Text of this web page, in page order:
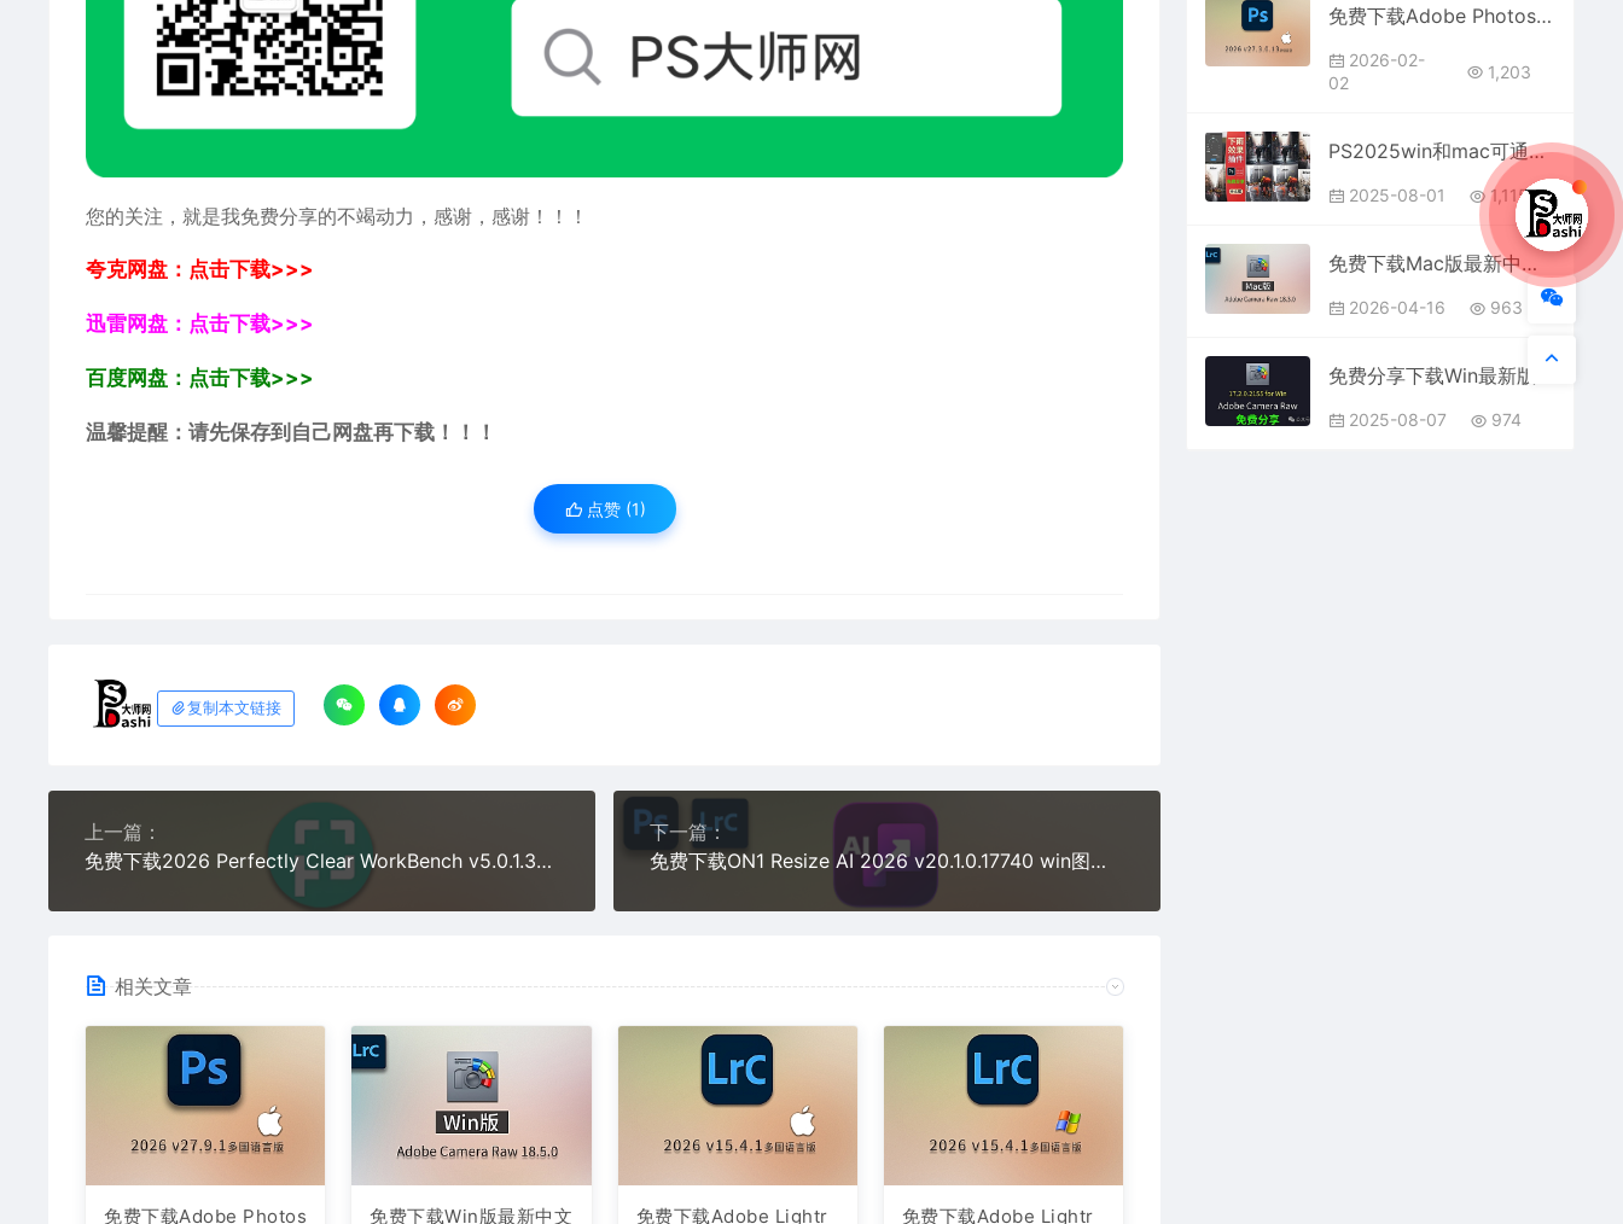
您的关注，就是我免费分享的不竭动力，感谢，感谢！！！
夸克网盘：点击下载>>>
迅雷网盘：点击下载>>>
百度网盘：点击下载>>>
温馨提醒：请先保存到自己网盘再下载！！！
点赞 (1)
复制本文链接
上一篇：
免费下载2026 Perfectly Clear WorkBench v5.0.1.3054 for win中文汉化版软件安装包ai智能图像瑕疵处理摄影师照片ai美化工具
下一篇：
免费下载ON1 Resize AI 2026 v20.1.0.17740 win图像照片智能PS无损放大修图LrC插件软件缩放工具最新摄影后期安装包
相关文章
免费下载Adobe Photos
免费下载Win版最新中文
免费下载Adobe Lightr
免费下载Adobe Lightr
免费下载Adobe Photoshop 2026 v27.3.0.13 for Mac多国语言版正式中文最新PS软件激活一键安装包Ai智能修图设计师平面设计工具
2026-02-
02
1,203
PS2025win和mac可通用BBTools RainFX中文汉化破解版一键模拟下雨效果插件免费分享下载教程PS大师网设计滤镜
2025-08-01 1,115
免费下载Mac版最新中文PS增效工具插件Adobe Camera Raw 2026 ACR v18.3.0 摄影后期一键安装包预设Lrc照片文件文档格式打开处理编辑
2026-04-16 963
2025-08-07 974